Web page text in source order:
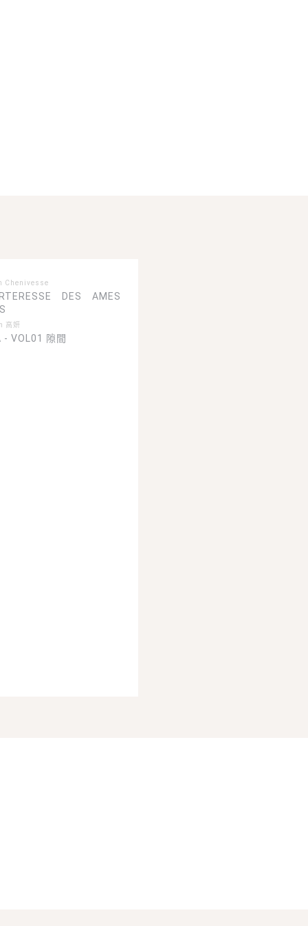
Chenivesse
DES AMES
高妍
- VOL01 隙間